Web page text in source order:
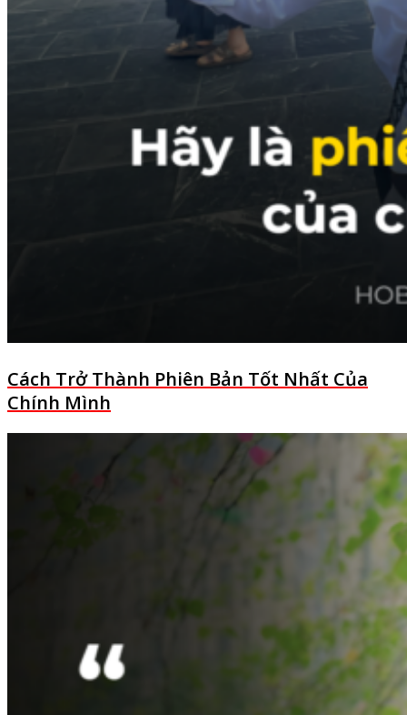
Cách Trở Thành Phiên Bản Tốt Nhất Của
Chính Mình